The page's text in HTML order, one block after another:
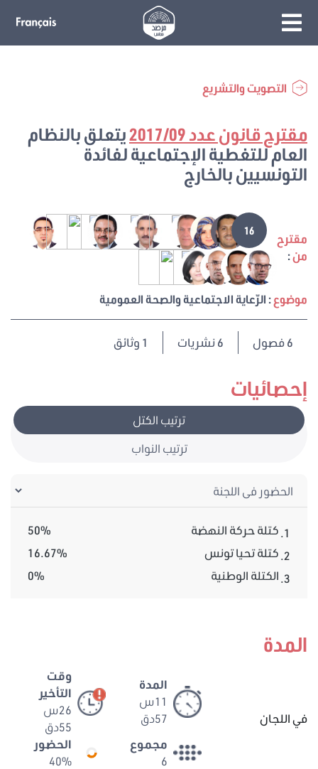
التصويت والتشريع
إحصائيات
ترتيب الكتل
ترتيب النواب
1. كتلة حركة النهضة
50%
2. كتلة تحيا تونس
16.67%
3. الكتلة الوطنية 0%
مقترح قانون عدد 2017/09
يتعلق بالنظام
العام للتغطية الإجتماعية لفائدة
التونسيين بالخارج
مقترح
من:
16
موضوع: الرّعاية الاجتماعية والصحة العمومية
6فصول 6 نشريات 1 وثائق
المدة
في اللجان
المدة
11س
57دق
وقت
التأخير
26س
55دق
مجموع
6
الحضور
40%